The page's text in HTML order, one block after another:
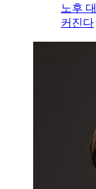
노후
커진다